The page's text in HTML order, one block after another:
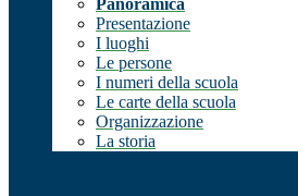
Panoramica
Presentazione
I luoghi
Le persone
I numeri della scuola
Le carte della scuola
Organizzazione
La storia